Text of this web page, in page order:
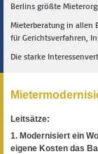
Berlins größte
Mieterberatung in allen
für Gerichtsverfahren,
Die starke
Leitsätze:
1. Modernisiert ein
eigene Kosten das